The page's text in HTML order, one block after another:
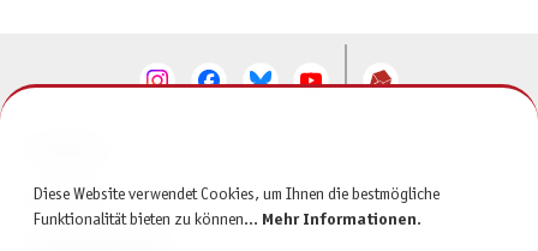
SERVICE
Diese Website verwendet Cookies, um Ihnen die bestmögliche
Funktionalität bieten zu können... Mehr Informationen.